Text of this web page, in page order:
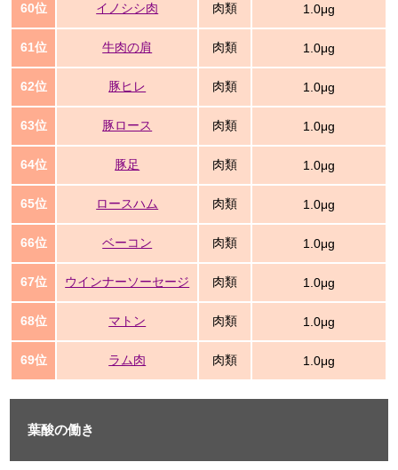
60位 イノシシ肉 肉類 1.0μg
61位 牛肉の肩 肉類 1.0μg
62位 豚ヒレ 肉類 1.0μg
63位 豚ロース 肉類 1.0μg
64位 豚足 肉類 1.0μg
65位 ロースハム 肉類 1.0μg
66位 ベーコン 肉類 1.0μg
67位 ウインナーソーセージ 肉類 1.0μg
68位 マトン 肉類 1.0μg
69位 ラム肉 肉類 1.0μg
葉酸の働き